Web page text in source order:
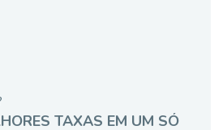
TAXAS EM UM SÓ